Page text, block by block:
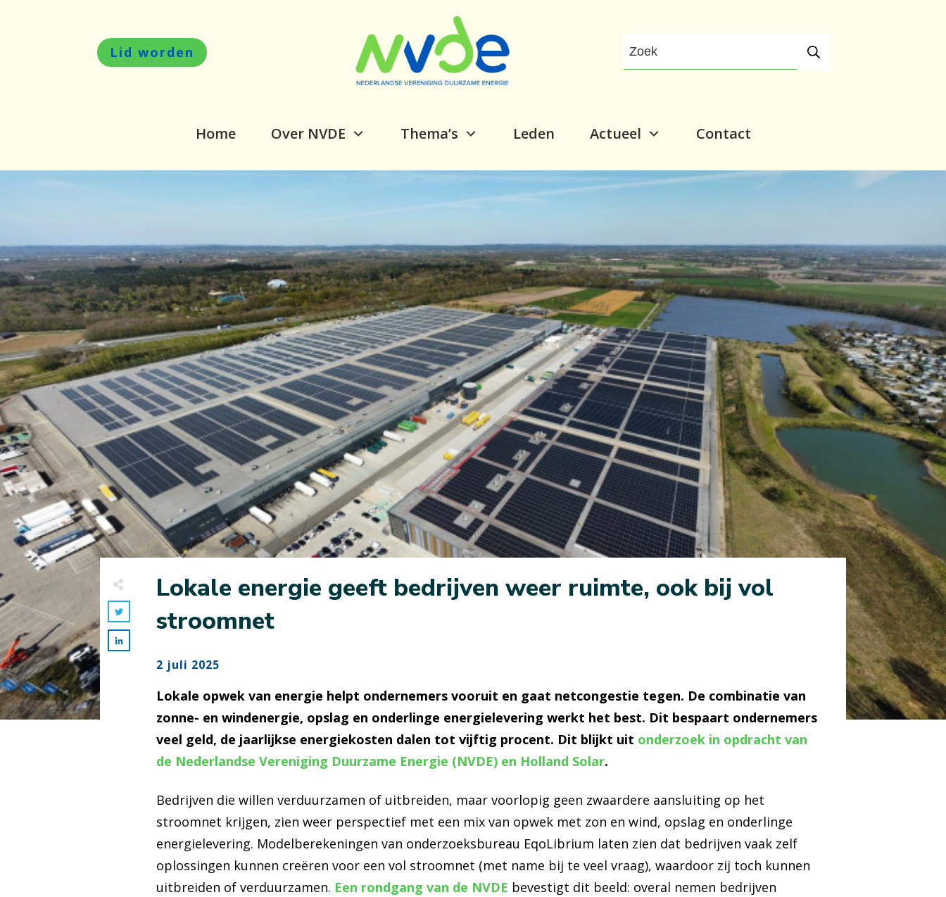
Lid worden
Home Over NVDE Thema’s Leden Actueel Contact
Lokale energie geeft bedrijven weer ruimte, ook bij vol
stroomnet
2 juli 2025
Lokale opwek van energie helpt ondernemers vooruit en gaat netcongestie tegen. De combinatie van
zonne- en windenergie, opslag en onderlinge energielevering werkt het best. Dit bespaart ondernemers
veel geld, de jaarlijkse energiekosten dalen tot vijftig procent. Dit blijkt uit onderzoek in opdracht van
de Nederlandse Vereniging Duurzame Energie (NVDE) en Holland Solar.
Bedrijven die willen verduurzamen of uitbreiden, maar voorlopig geen zwaardere aansluiting op het
stroomnet krijgen, zien weer perspectief met een mix van opwek met zon en wind, opslag en onderlinge
energielevering. Modelberekeningen van onderzoeksbureau EqoLibrium laten zien dat bedrijven vaak zelf
oplossingen kunnen creëren voor een vol stroomnet (met name bij te veel vraag), waardoor zij toch kunnen
uitbreiden of verduurzamen. Een rondgang van de NVDE bevestigt dit beeld: overal nemen bedrijven